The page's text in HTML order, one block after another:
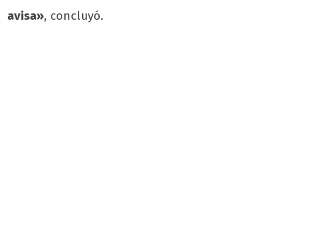
avisa», concluyó.